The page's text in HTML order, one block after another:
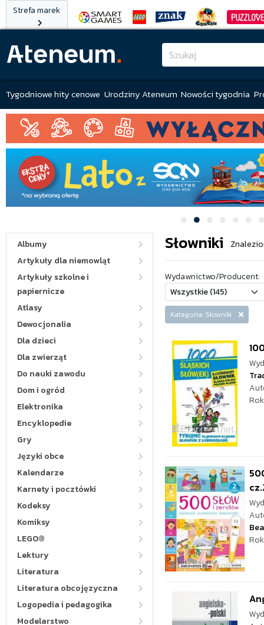
Strefa marek
Tygodniowe hity cenowe Urodziny Ateneum Nowości tygodnia
Albumy
Artykuły dla niemowląt
Artykuły szkolne i
papiernicze
Atlasy
Dewocjonalia
Dla dzieci
Dla zwierząt
Do nauki zawodu
Dom i ogród
Elektronika
Encyklopedie
Gry
Języki obce
Kalendarze
Karnety i pocztówki
Kodeksy
Komiksy
LEGO®
Lektury
Literatura
Literatura obcojęzyczna
Logopedia i pedagogika
Modelarstwo
Słowniki
Wydawnictwo/Producent:
Kategoria: Słowniki